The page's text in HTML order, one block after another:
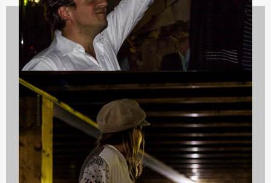
Bedrijfsuitjes
920 uitjes